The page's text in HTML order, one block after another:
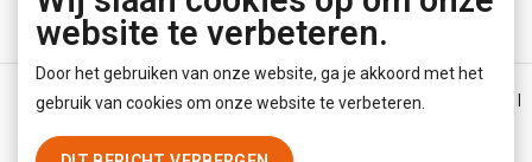
Algemene voorwaarden | Disclaimer | Privacy Policy
|
website te verbeteren.
Door het gebruiken van onze website, ga je akkoord met het
gebruik van cookies om onze website te verbeteren.